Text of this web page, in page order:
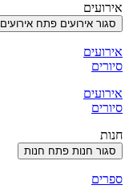
אירועים
סגור אירועים פתח אירועים
אירועים
סיורים
אירועים
סיורים
חנות
סגור חנות פתח חנות
ספרים